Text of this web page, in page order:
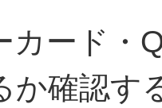
カード・
か確認す